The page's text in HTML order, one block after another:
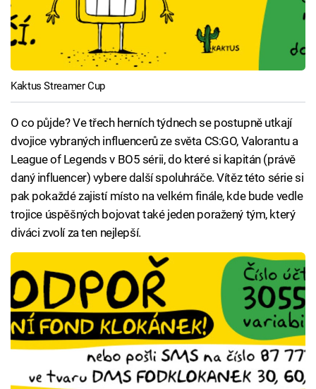
Kaktus Streamer Cup
O co půjde? Ve třech herních týdnech se postupně utkají
dvojice vybraných influencerů ze světa CS:GO, Valorantu a
League of Legends v BO5 sérii, do které si kapitán (právě
daný influencer) vybere další spoluhráče. Vítěz této série si
pak pokaždé zajistí místo na velkém finále, kde bude vedle
trojice úspěšných bojovat také jeden poražený tým, který
diváci zvolí za ten nejlepší.